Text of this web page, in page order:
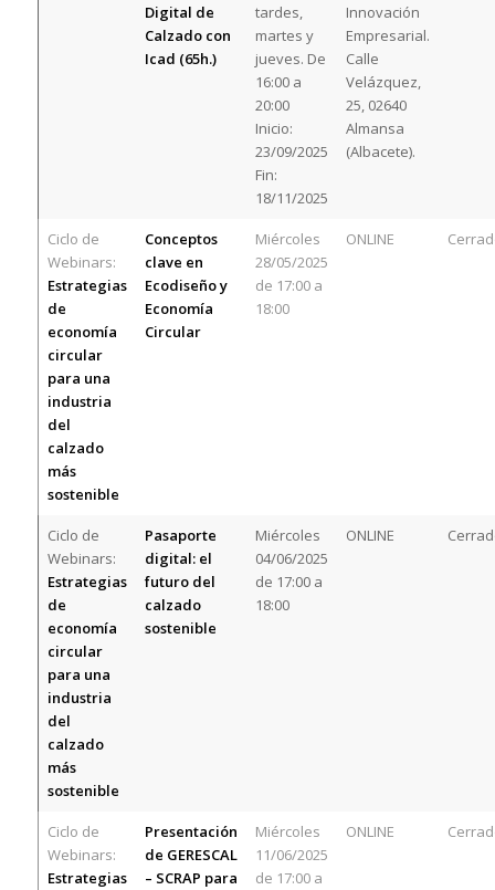
Digital de
Calzado con
Icad (65h.)
tardes,
martes y
jueves. De
16:00 a
20:00
Inicio:
23/09/2025
Fin:
18/11/2025
Innovación
Empresarial.
Calle
Velázquez,
25, 02640
Almansa
(Albacete).
Ciclo de
Webinars:
Estrategias
de
economía
circular
para una
industria
del
calzado
más
sostenible
Conceptos
clave en
Ecodiseño y
Economía
Circular
Miércoles
28/05/2025
de 17:00 a
18:00
ONLINE
Ciclo de
Webinars:
Estrategias
de
economía
circular
para una
industria
del
calzado
más
sostenible
Pasaporte
digital: el
futuro del
calzado
sostenible
Miércoles
04/06/2025
de 17:00 a
18:00
ONLINE
Ciclo de
Webinars:
Estrategias
Presentación
de GERESCAL
– SCRAP para
Miércoles
11/06/2025
de 17:00 a
ONLINE